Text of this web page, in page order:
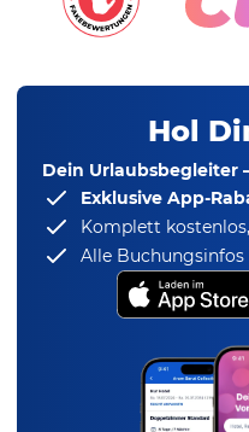
Hol
Dein Urlaubsbegleiter
Exklusive App-
Komplett kostenlos,
Alle